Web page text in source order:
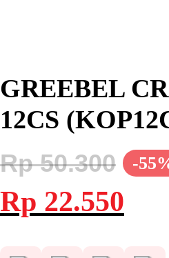
GREEBEL
12CS
-
Rp50.300
Harga
aslinya
adalah:
Rp 22.550ini